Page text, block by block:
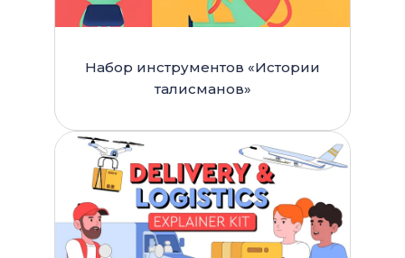
Набор инструментов «Истории
талисманов»